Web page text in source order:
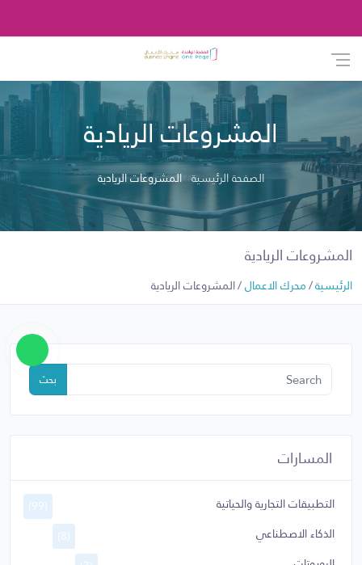
المشروعات الريادية
الصفحة الرئيسية المشروعات الريادية
المشروعات الريادية
الرئيسية محرك الاعمال المشروعات الريادية
بحث
المسارات
التطبيقات التجارية والحياتية
(99)
الذكاء الاصطناعي
(8)